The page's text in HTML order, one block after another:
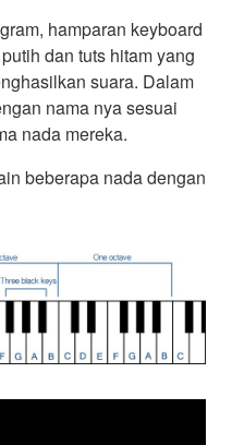
hamparan keyboard
dan tuts hitam yang
suara. Dalam
nama nya sesuai
nada mereka.
beberapa nada dengan